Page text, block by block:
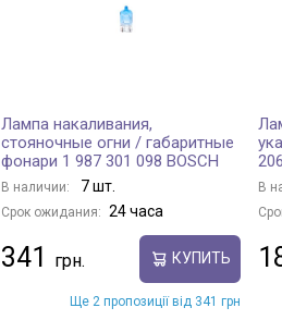
Лампа накаливания,
стояночные огни / габаритные
фонари 1 987 301 098 BOSCH
В наличии: 7 шт.
Срок ожидания: 24 часа
341 КУПИТЬ
Ще 2 пропозиції від 341 грн
В